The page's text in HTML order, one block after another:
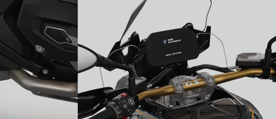
Підвищена безпека водіння:
асистент водіння Riding
Assistant